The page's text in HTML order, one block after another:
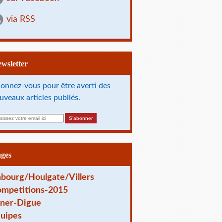
via RSS
vous pour être averti des
articles publiés.
Houlgate/Villers
2015
Digue